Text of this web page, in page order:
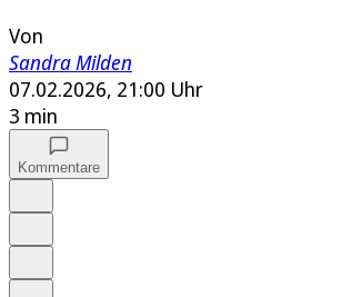
Von
Sandra Milden
07.02.2026, 21:00 Uhr
3 min
Kommentare